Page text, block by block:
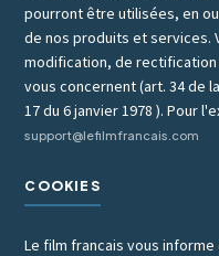
pourront être utilisées, en
de nos produits et services.
modification, de
vous concernent (art. 34 de
17 du 6 janvier 1978 ). Pour
support@lefilmfrancais.com
COOKIES
Le film francais vous